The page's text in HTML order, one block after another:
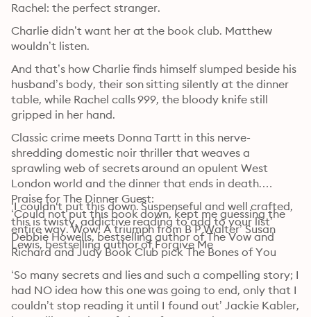
Rachel: the perfect stranger.
Charlie didn’t want her at the book club. Matthew
wouldn’t listen.
And that’s how Charlie finds himself slumped beside his
husband’s body, their son sitting silently at the dinner
table, while Rachel calls 999, the bloody knife still
gripped in her hand.
Classic crime meets Donna Tartt in this nerve-
shredding domestic noir thriller that weaves a
sprawling web of secrets around an opulent West
London world and the dinner that ends in death.
Praise for The Dinner Guest:
‘Could not put this book down, kept me guessing the
entire way. Wow! A triumph from B P Walter’ Susan
Lewis, bestselling author of Forgive Me
‘I couldn't put this down. Suspenseful and well crafted,
this is twisty, addictive reading to add to your list’
Debbie Howells, bestselling author of The Vow and
Richard and Judy Book Club pick The Bones of You
‘So many secrets and lies and such a compelling story; I
had NO idea how this one was going to end, only that I
couldn’t stop reading it until I found out’ Jackie Kabler,